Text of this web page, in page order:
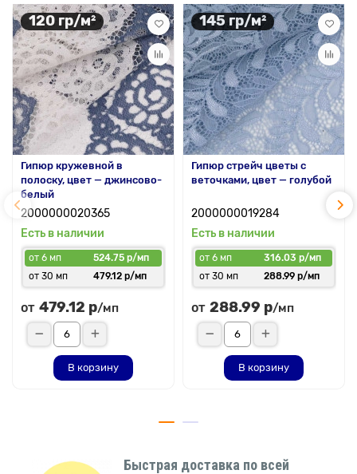
120 гр/м²
Гипюр кружевной в
полоску, цвет — джинсово-
белый
2000000020365
Есть в наличии
от 6 мп
524.75 р/мп
от 30 мп
479.12 р/мп
от 479.12 р/мп
В корзину
145 гр/м²
Гипюр стрейч цветы с
веточками, цвет — голубой
2000000019284
Есть в наличии
от 6 мп
316.03 р/мп
от 30 мп
288.99 р/мп
от 288.99 р/мп
В корзину
Быстрая доставка по всей